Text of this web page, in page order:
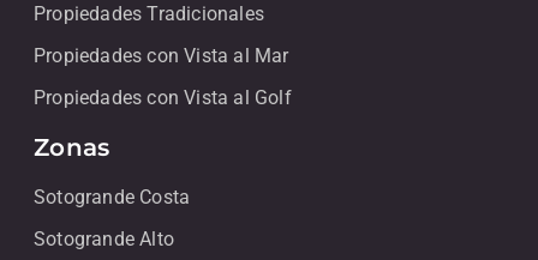
Propiedades Tradicionales
Propiedades con Vista al Mar
Propiedades con Vista al Golf
Zonas
Sotogrande Costa
Sotogrande Alto